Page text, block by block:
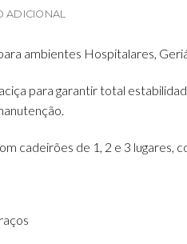
ADICIONAL
ambientes Hospitalares,
para garantir total
cadeirões de 1, 2 e 3 lugares,